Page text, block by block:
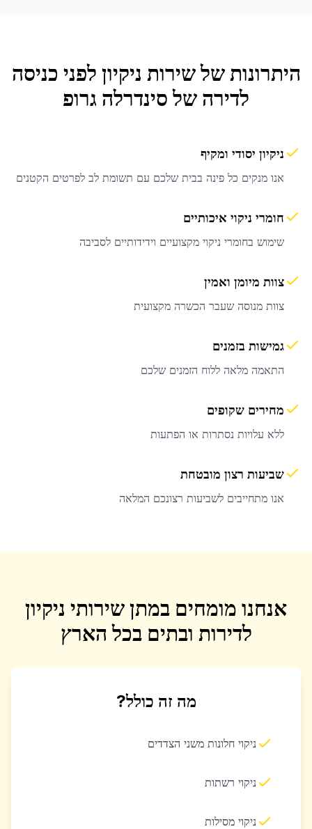
היתרונות של שירות ניקיון לפני כניסה
לדירה של סינדרלה גרופ
ניקיון יסודי ומקיף
אנו מנקים כל פינה בבית שלכם עם תשומת לב לפרטים הקטנים
חומרי ניקוי איכותיים
שימוש בחומרי ניקוי מקצועיים וידידותיים לסביבה
צוות מיומן ואמין
צוות מנוסה שעבר הכשרה מקצועית
גמישות בזמנים
התאמה מלאה ללוח הזמנים שלכם
מחירים שקופים
ללא עלויות נסתרות או הפתעות
שביעות רצון מובטחת
אנו מתחייבים לשביעות רצונכם המלאה
אנחנו מומחים במתן שירותי ניקיון
לדירות ובתים בכל הארץ
מה זה כולל?
ניקוי חלונות משני הצדדים
ניקוי רשתות
ניקוי מסילות